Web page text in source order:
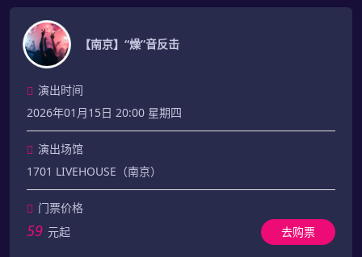
【南京】“燥”音反击
演出时间
2026年01月15日 20:00 星期四
演出场馆
1701 LIVEHOUSE（南京）
门票价格
59 元起 去购票